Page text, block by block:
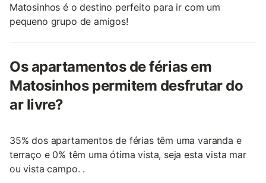
Matosinhos é o destino perfeito para ir com um
pequeno grupo de amigos!
Os apartamentos de férias em
Matosinhos permitem desfrutar do
ar livre?
35% dos apartamentos de férias têm uma varanda e
terraço e 0% têm uma ótima vista, seja esta vista mar
ou vista campo. .